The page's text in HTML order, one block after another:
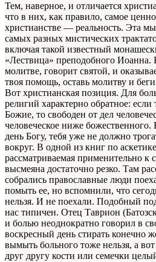
Тем, наверное, и отличается
что в них, как правило, самое
христианстве — реальность. Эта
самых разных мистических
включая такой известный
«Лествица» преподобного Иоанна.
молитве, говорит святой, и
твоя помощь, оставь молитву и
Вот христианская позиция. Для
религий характерно обратное:
Божие, то свободен от дел
человеческое ниже божественного.
день Богу, тебя уже не должно
вокруг. В одной из книг по
рассматриваемая применительно к
высмеяна достаточно резко. Там
собрались православные люди
помыть ее, но вспомнили, что
нельзя. И не поехали. Подобный
нас типичен. Отец Таврион
и болью неоднократно говорил в
воскресный день стирать конечно
вымыть больного тоже нельзя, а
друг другу кости или семечки